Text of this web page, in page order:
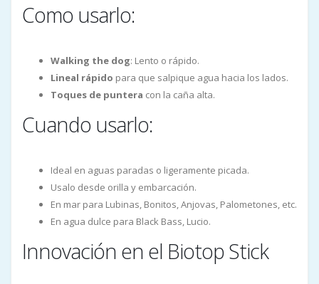
Como usarlo:
Walking the dog: Lento o rápido.
Lineal rápido para que salpique agua hacia los lados.
Toques de puntera con la caña alta.
Cuando usarlo:
Ideal en aguas paradas o ligeramente picada.
Usalo desde orilla y embarcación.
En mar para Lubinas, Bonitos, Anjovas, Palometones, etc.
En agua dulce para Black Bass, Lucio.
Innovación en el Biotop Stick